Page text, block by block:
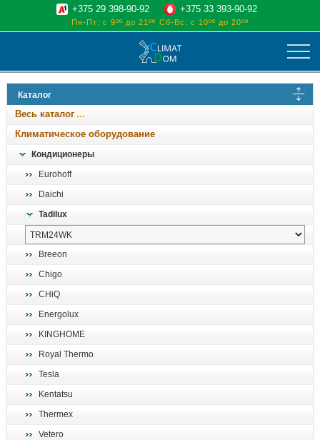
климат
отопительные котлы
водоснабжение
+375 29 398-90-92 +375 33 393-90-92
Пн-Пт: с 9ºº до 21ºº Сб-Вс: с 10ºº до 20ºº
Каталог
Весь каталог
Климатическое оборудование
Кондиционеры
Eurohoff
Daichi
Tadilux
Breeon
Chigo
CHiQ
Energolux
KINGHOME
Royal Thermo
Tesla
Kentatsu
Thermex
Vetero